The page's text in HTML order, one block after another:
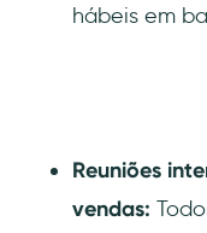
hábeis em
Reuniões
vendas: